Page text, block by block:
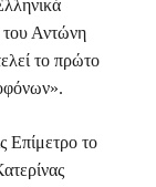
Αντώνη
το πρώτο
Επίμετρο το